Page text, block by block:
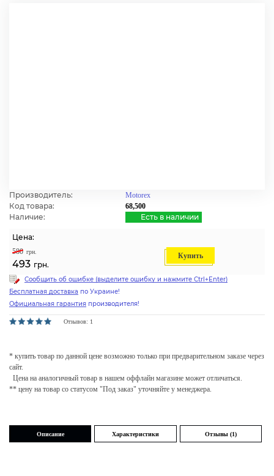
Производитель: Motorex
Код товара: 68,500
Наличие: Есть в наличии
Цена:
580 грн.
493 грн.
Купить
Сообщить об ошибке (выделите ошибку и нажмите Ctrl+Enter)
Бесплатная доставка по Украине!
Официальная гарантия производителя!
Отзывов: 1
* купить товар по данной цене возможно только при предварительном заказе через
сайт.
Цена на аналогичный товар в нашем оффлайн магазине может отличаться.
** цену на товар со статусом "Под заказ" уточняйте у менеджера.
Описание Характеристики Отзывы (1)